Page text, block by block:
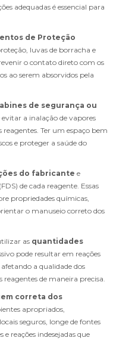
adequadas é essencial para
de Proteção
luvas de borracha e
o contato direto com os
ao serem absorvidos pela
de segurança ou
a inalação de vapores
Ter um espaço bem
e proteger a saúde do
do fabricante e
de cada reagente. Essas
propriedades químicas,
o manuseio correto dos
as quantidades
pode resultar em reações
a qualidade dos
reagentes de maneira precisa.
correta dos
apropriados,
seguros, longe de fontes
reações indesejadas que